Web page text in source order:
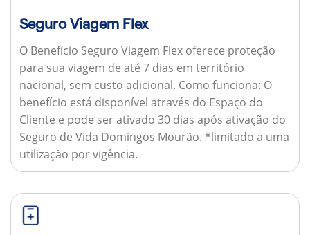
Seguro Viagem Flex
O Benefício Seguro Viagem Flex oferece proteção
para sua viagem de até 7 dias em território
nacional, sem custo adicional. Como funciona: O
benefício está disponível através do Espaço do
Cliente e pode ser ativado 30 dias após ativação do
Seguro de Vida Domingos Mourão. *limitado a uma
utilização por vigência.